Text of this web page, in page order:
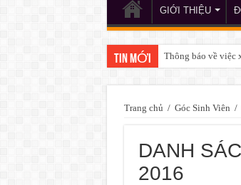
GIỚI THIỆU
TIN MỚI Thông báo về việc
Trang chủ / Góc Sinh Viên /
DANH
2016